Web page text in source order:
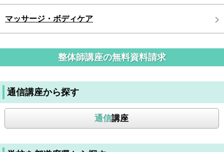
マッサージ・ボディケア
整体師講座の無料資料請求
通信講座から探す
通信講座